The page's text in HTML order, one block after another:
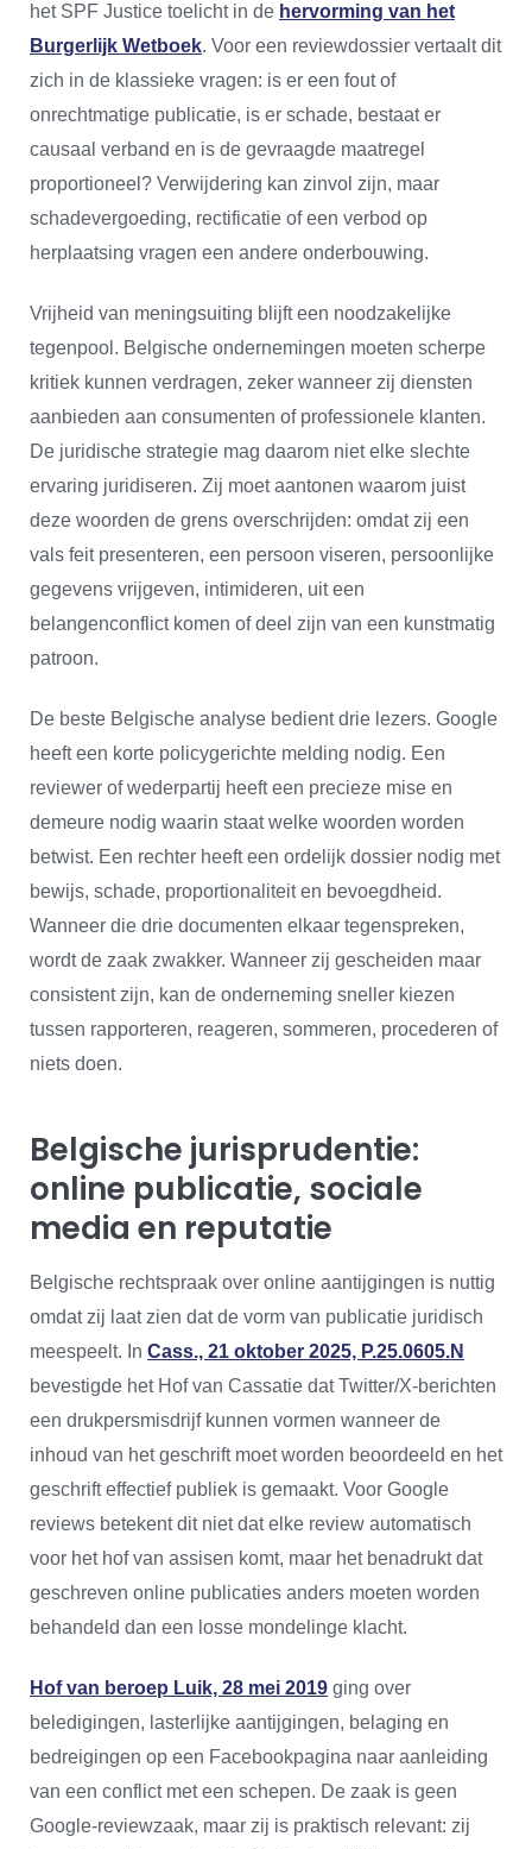
het SPF Justice toelicht in de hervorming van het
Burgerlijk Wetboek. Voor een reviewdossier vertaalt dit
zich in de klassieke vragen: is er een fout of
onrechtmatige publicatie, is er schade, bestaat er
causaal verband en is de gevraagde maatregel
proportioneel? Verwijdering kan zinvol zijn, maar
schadevergoeding, rectificatie of een verbod op
herplaatsing vragen een andere onderbouwing.
Vrijheid van meningsuiting blijft een noodzakelijke
tegenpool. Belgische ondernemingen moeten scherpe
kritiek kunnen verdragen, zeker wanneer zij diensten
aanbieden aan consumenten of professionele klanten.
De juridische strategie mag daarom niet elke slechte
ervaring juridiseren. Zij moet aantonen waarom juist
deze woorden de grens overschrijden: omdat zij een
vals feit presenteren, een persoon viseren, persoonlijke
gegevens vrijgeven, intimideren, uit een
belangenconflict komen of deel zijn van een kunstmatig
patroon.
De beste Belgische analyse bedient drie lezers. Google
heeft een korte policygerichte melding nodig. Een
reviewer of wederpartij heeft een precieze mise en
demeure nodig waarin staat welke woorden worden
betwist. Een rechter heeft een ordelijk dossier nodig met
bewijs, schade, proportionaliteit en bevoegdheid.
Wanneer die drie documenten elkaar tegenspreken,
wordt de zaak zwakker. Wanneer zij gescheiden maar
consistent zijn, kan de onderneming sneller kiezen
tussen rapporteren, reageren, sommeren, procederen of
niets doen.
Belgische jurisprudentie:
online publicatie, sociale
media en reputatie
Belgische rechtspraak over online aantijgingen is nuttig
omdat zij laat zien dat de vorm van publicatie juridisch
meespeelt. In Cass., 21 oktober 2025, P.25.0605.N
bevestigde het Hof van Cassatie dat Twitter/X-berichten
een drukpersmisdrijf kunnen vormen wanneer de
inhoud van het geschrift moet worden beoordeeld en het
geschrift effectief publiek is gemaakt. Voor Google
reviews betekent dit niet dat elke review automatisch
voor het hof van assisen komt, maar het benadrukt dat
geschreven online publicaties anders moeten worden
behandeld dan een losse mondelinge klacht.
Hof van beroep Luik, 28 mei 2019 ging over
beledigingen, lasterlijke aantijgingen, belaging en
bedreigingen op een Facebookpagina naar aanleiding
van een conflict met een schepen. De zaak is geen
Google-reviewzaak, maar zij is praktisch relevant: zij